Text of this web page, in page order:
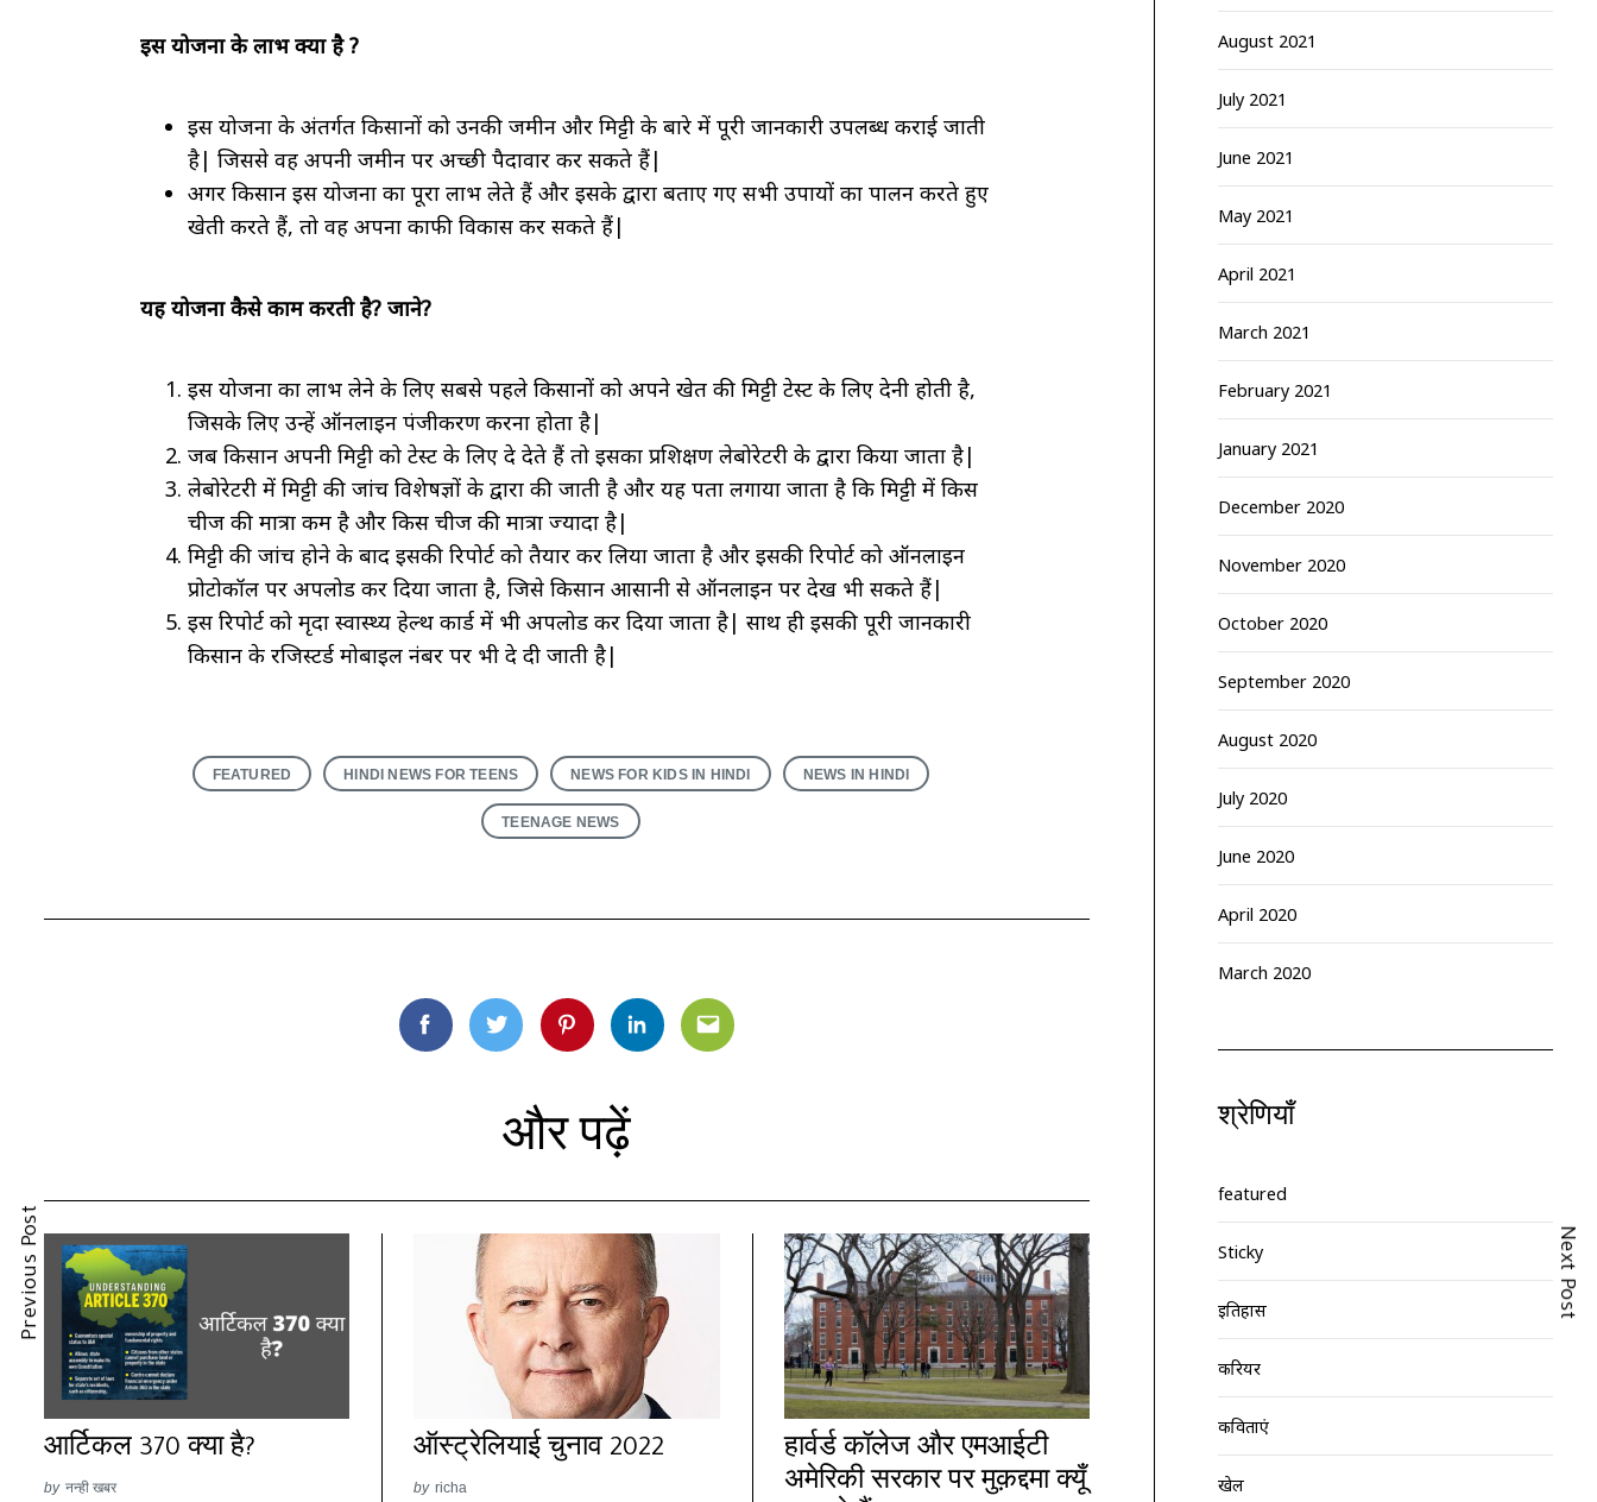
इस योजना के लाभ क्या है ?
इस योजना के अंतर्गत किसानों को उनकी जमीन और मिट्टी के बारे में पूरी जानकारी उपलब्ध कराई जाती
है| जिससे वह अपनी जमीन पर अच्छी पैदावार कर सकते हैं|
अगर किसान इस योजना का पूरा लाभ लेते हैं और इसके द्वारा बताए गए सभी उपायों का पालन करते हुए
खेती करते हैं, तो वह अपना काफी विकास कर सकते हैं|
यह योजना कैसे काम करती है? जाने?
इस योजना का लाभ लेने के लिए सबसे पहले किसानों को अपने खेत की मिट्टी टेस्ट के लिए देनी होती है,
जिसके लिए उन्हें ऑनलाइन पंजीकरण करना होता है|
जब किसान अपनी मिट्टी को टेस्ट के लिए दे देते हैं तो इसका प्रशिक्षण लेबोरेटरी के द्वारा किया जाता है|
लेबोरेटरी में मिट्टी की जांच विशेषज्ञों के द्वारा की जाती है और यह पता लगाया जाता है कि मिट्टी में किस
चीज की मात्रा कम है और किस चीज की मात्रा ज्यादा है|
मिट्टी की जांच होने के बाद इसकी रिपोर्ट को तैयार कर लिया जाता है और इसकी रिपोर्ट को ऑनलाइन
प्रोटोकॉल पर अपलोड कर दिया जाता है, जिसे किसान आसानी से ऑनलाइन पर देख भी सकते हैं|
इस रिपोर्ट को मृदा स्वास्थ्य हेल्थ कार्ड में भी अपलोड कर दिया जाता है| साथ ही इसकी पूरी जानकारी
किसान के रजिस्टर्ड मोबाइल नंबर पर भी दे दी जाती है|
FEATURED HINDI NEWS FOR TEENS NEWS FOR KIDS IN HINDI NEWS IN HINDI
TEENAGE NEWS
और पढ़ें
आर्टिकल 370 क्या है?
by नन्ही खबर
ऑस्ट्रेलियाई चुनाव 2022
by richa
हार्वर्ड कॉलेज और एमआईटी
अमेरिकी सरकार पर मुक़द्दमा क्यूँ
Previous Post Next Post
August 2021
July 2021
June 2021
May 2021
April 2021
March 2021
February 2021
January 2021
December 2020
November 2020
October 2020
September 2020
August 2020
July 2020
June 2020
April 2020
March 2020
श्रेणियाँ
featured
Sticky
इतिहास
करियर
कविताएं
खेल